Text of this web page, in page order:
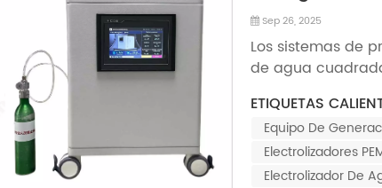
cuadrada
Sep 26, 2025
Los sistemas de
de agua
hidrógeno de
pueden
10 000 A/m² o
ETIQUETAS
Equipo De
Electrolizadores
Electrolizador De